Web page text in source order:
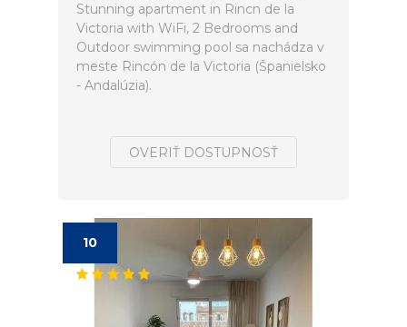
Stunning apartment in Rincn de la
Victoria with WiFi, 2 Bedrooms and
Outdoor swimming pool sa nachádza v
meste Rincón de la Victoria (Španielsko
- Andalúzia).
OVERIŤ DOSTUPNOSŤ
10